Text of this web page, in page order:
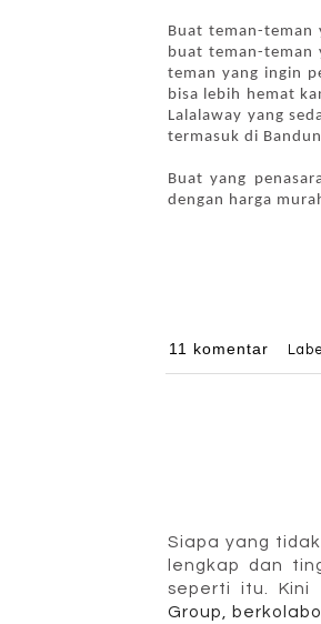
Buat teman-teman
buat teman-teman
teman yang ingin
bisa lebih hemat
Lalalaway yang
termasuk di
Buat yang
dengan harga
11 komentar
Siapa yang
lengkap dan
seperti itu. Kini
Group,